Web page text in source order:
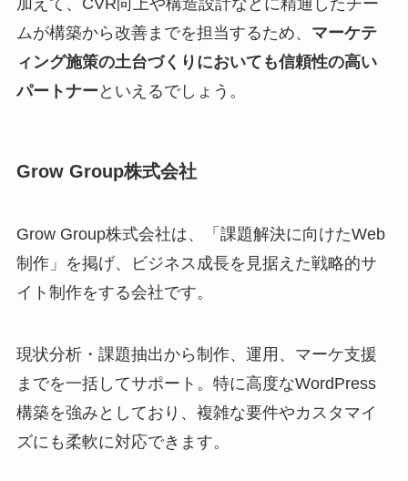
ムが構築から改善までを担当するため、 マーケテ
ィング施策の土台づくりにおいても信頼性の高い
パートナー といえるでしょう。
Grow Group株式会社
Grow Group株式会社は、「課題解決に向けたWeb
制作」を掲げ、ビジネス成長を見据えた戦略的サ
イト制作をする会社です。
現状分析・課題抽出から制作、運用、マーケ支援
までを一括してサポート。特に高度なWordPress
構築を強みとしており、複雑な要件やカスタマイ
ズにも柔軟に対応できます。